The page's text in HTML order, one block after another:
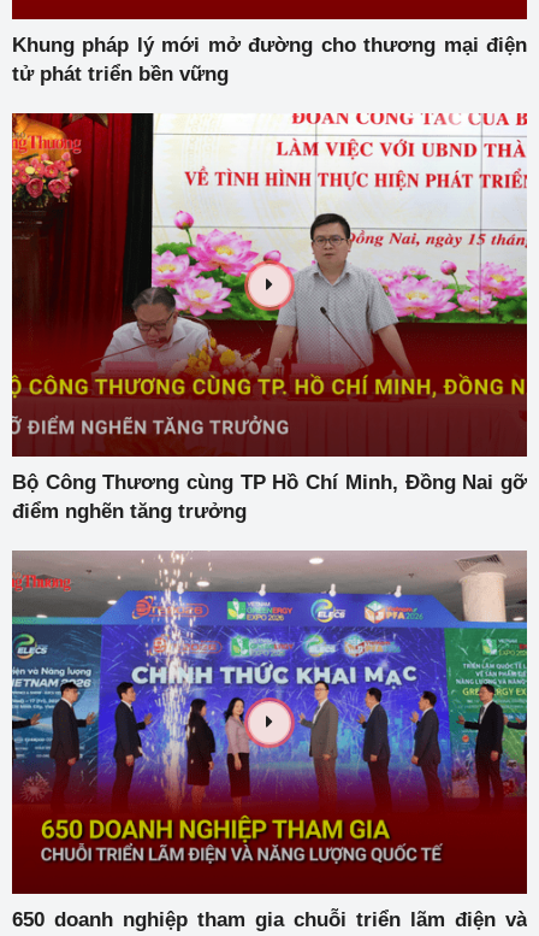
Khung pháp lý mới mở đường cho thương mại điện
tử phát triển bền vững
Bộ Công Thương cùng TP Hồ Chí Minh, Đồng Nai gỡ
điểm nghẽn tăng trưởng
650 doanh nghiệp tham gia chuỗi triển lãm điện và